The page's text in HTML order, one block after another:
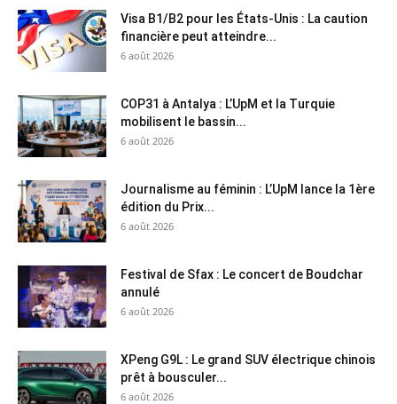
Visa B1/B2 pour les États-Unis : La caution
financière peut atteindre...
6 août 2026
COP31 à Antalya : L’UpM et la Turquie
mobilisent le bassin...
6 août 2026
Journalisme au féminin : L’UpM lance la 1ère
édition du Prix...
6 août 2026
Festival de Sfax : Le concert de Boudchar
annulé
6 août 2026
XPeng G9L : Le grand SUV électrique chinois
prêt à bousculer...
6 août 2026